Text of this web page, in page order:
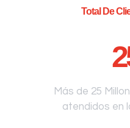
Total De
Más de 25
atendidos en